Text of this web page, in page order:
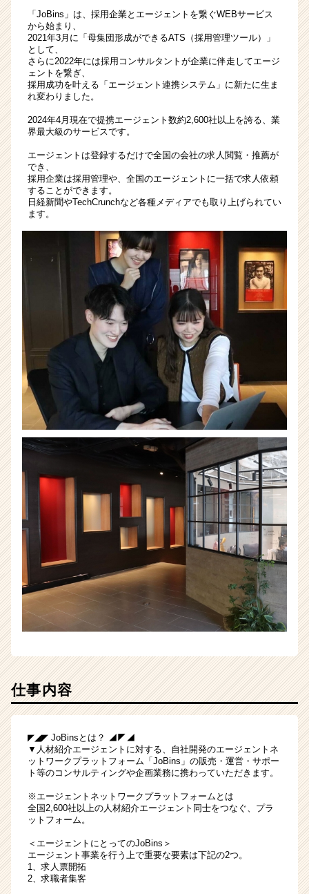
ベ
ン
チ
ー・
成
業
か
ら
カ
ウ
届
く
就
活
サ
イ
ト
チ
ア
（CheerCareer）
「JoBins」は、採用企業とエージェントを繋ぐWEBサービス
から始まり、
2021年3月に「母集団形成ができるATS（採用管理ツール）」
として、
さらに2022年には採用コンサルタントが企業に伴走してエージ
ェントを繋ぎ、
採用成功を叶える「エージェント連携システム」に新たに生ま
れ変わりました。
2024年4月現在で提携エージェント数約2,600社以上を誇る、業
界最大級のサービスです。
エージェントは登録するだけで全国の会社の求人閲覧・推薦が
でき、
採用企業は採用管理や、全国のエージェントに一括で求人依頼
することができます。
日経新聞やTechCrunchなど各種メディアでも取り上げられてい
ます。
仕事内容
◤◢◤ JoBinsとは？ ◢◤◢
▼人材紹介エージェントに対する、自社開発のエージェントネ
ットワークプラットフォーム「JoBins」の販売・運営・サポー
ト等のコンサルティングや企画業務に携わっていただきます。
※エージェントネットワークプラットフォームとは
全国2,600社以上の人材紹介エージェント同士をつなぐ、プラ
ットフォーム。
＜エージェントにとってのJoBins＞
エージェント事業を行う上で重要な要素は下記の2つ。
1、求人票開拓
2、求職者集客